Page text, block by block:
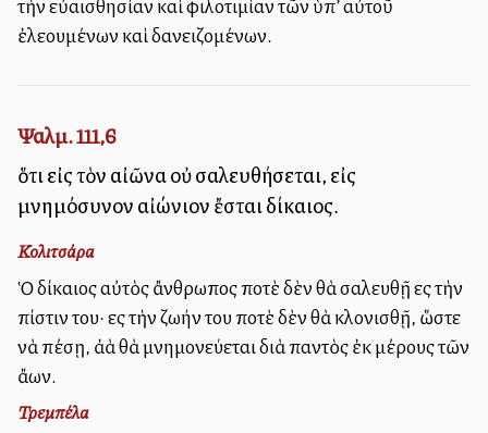
ἐλεουμένων καὶ δανειζομένων.
Ψαλμ. 111,6
ὅτι εἰς τὸν αἰῶνα οὐ σαλευθήσεται, εἰς
μνημόσυνον αἰώνιον ἔσται δίκαιος.
Κολιτσάρα
Ὁ δίκαιος αὐτὸς ἄνθρωπος ποτὲ δὲν θὰ σαλευθῇ εἰς τὴν
πίστιν του· εἰς τὴν ζωήν του ποτὲ δὲν θὰ κλονισθῇ, ὥστε
νὰ πέσῃ, ἀλλὰ θὰ μνημονεύεται διὰ παντὸς ἐκ μέρους τῶν
ἄλλων.
Τρεμπέλα